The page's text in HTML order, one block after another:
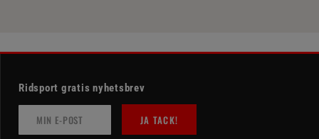
Ridsport gratis nyhetsbrev
JA TACK!